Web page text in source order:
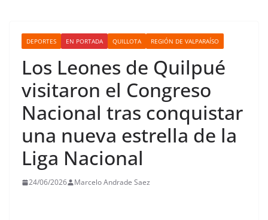
DEPORTES EN PORTADA QUILLOTA REGIÓN DE VALPARAÍSO
Los Leones de Quilpué
visitaron el Congreso
Nacional tras conquistar
una nueva estrella de la
Liga Nacional
24/06/2026 Marcelo Andrade Saez